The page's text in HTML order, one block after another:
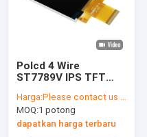
Polcd 4 Wire
ST7789V IPS TFT
Tft Modul 240X320
Piksel
Harga:Please contact us for latest price
MOQ:1 potong
dapatkan harga terbaru